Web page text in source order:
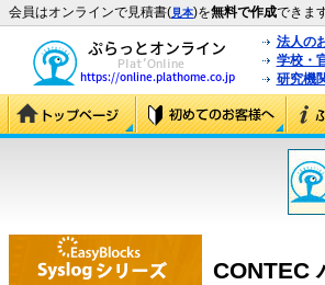
会員はオンラインで見積書(見本)を無料で作成できま
法人の
学校・
研究機
CONTEC